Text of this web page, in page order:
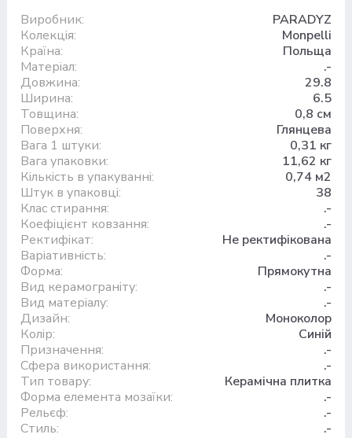
Виробник:
PARADYZ
Колекція:
Monpelli
Країна:
Польща
Матеріал:
.-
Довжина:
29.8
Ширина:
6.5
Товщина:
0,8 см
Поверхня:
Глянцева
Вага 1 штуки:
0,31 кг
Вага упаковки:
11,62 кг
Кількість в упакуванні:
0,74 м2
Штук в упаковці:
38
Клас стирання:
.-
Коефіцієнт ковзання:
.-
Ректифікат:
Не ректифікована
Варіативність:
.-
Форма:
Прямокутна
Вид керамограніту:
.-
Вид матеріалу:
.-
Дизайн:
Моноколор
Колір:
Синій
Призначення:
.-
Сфера використання:
.-
Тип товару:
Керамічна плитка
Форма елемента мозаїки:
.-
Рельєф:
.-
Стиль:
.-